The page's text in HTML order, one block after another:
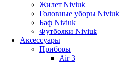
Жилет Niviuk
Головные уборы Niviuk
Баф Niviuk
Футболки Niviuk
Аксессуары
Приборы
Air 3